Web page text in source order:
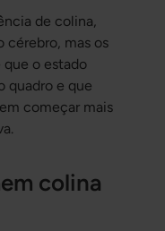
de colina,
cérebro, mas os
o estado
quadro e que
começar mais
colina